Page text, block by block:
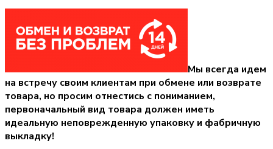
Мы всегда идем
на встречу своим клиентам при обмене или возврате
товара, но просим отнестись с пониманием,
первоначальный вид товара должен иметь
идеальную неповрежденную упаковку и фабричную
выкладку!